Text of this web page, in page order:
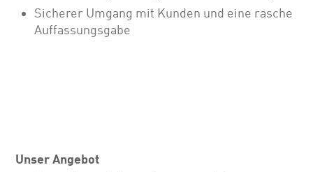
Sicherer Umgang mit Kunden und eine rasche
Auffassungsgabe
Unser Angebot